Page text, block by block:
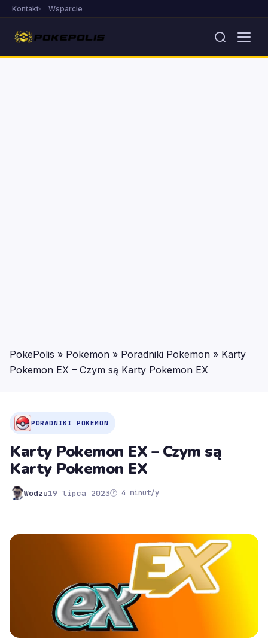
Kontakt Wsparcie
PokePolis » Pokemon » Poradniki Pokemon » Karty
Pokemon EX – Czym są Karty Pokemon EX
PORADNIKI POKEMON
Karty Pokemon EX – Czym są
Karty Pokemon EX
Wodzu19 lipca 2023🕐 4 minut/y